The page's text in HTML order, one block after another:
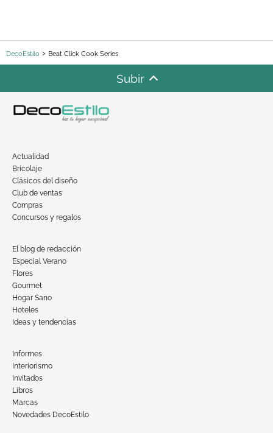
DecoEstilo Beat Click Cook Series
Subir
Actualidad
Bricolaje
Clásicos del diseño
Club de ventas
Compras
Concursos y regalos
El blog de redacción
Especial Verano
Flores
Gourmet
Hogar Sano
Hoteles
Ideas y tendencias
Informes
Interiorismo
Invitados
Libros
Marcas
Novedades DecoEstilo